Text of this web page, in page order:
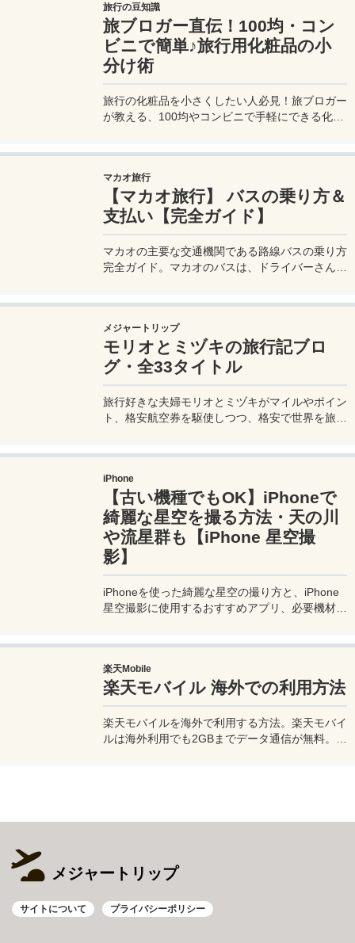
舞われることもあるので注意が必要だ。
旅行の豆知識
旅ブロガー直伝！100均・コン
ビニで簡単♪旅行用化粧品の小
分け術
旅行の化粧品を小さくしたい人必見！旅ブロガー
が教える、100均やコンビニで手軽にできる化粧
マカオ旅行
【マカオ旅行】 バスの乗り方＆
支払い【完全ガイド】
マカオの主要な交通機関である路線バスの乗り方
完全ガイド。マカオのバスは、ドライバーさんも
法を知って、現地での移動に備えよう。
メジャートリップ
モリオとミヅキの旅行記ブロ
グ・全33タイトル
旅行好きな夫婦モリオとミヅキがマイルやポイン
ト、格安航空券を駆使しつつ、格安で世界を旅す
便利な情報、かかった費用など様々な情報をお届
け！夫婦喧嘩あり、ホロッと涙することもあり、
中年夫婦の等身大旅行記ブログ。
iPhone
【古い機種でもOK】iPhoneで
綺麗な星空を撮る方法・天の川
や流星群も【iPhone 星空撮
影】
iPhoneを使った綺麗な星空の撮り方と、iPhone
星空撮影に使用するおすすめアプリ、必要機材な
ば流星群の流れ星も撮影可能なので、iPhoneで
綺麗な星空撮影をしたいときはチャレンジしてみ
よう。
楽天Mobile
楽天モバイル 海外での利用方法
楽天モバイルを海外で利用する方法。楽天モバイ
ルは海外利用でも2GBまでデータ通信が無料。ま
メジャートリップ
サイトについて プライバシーポリシー